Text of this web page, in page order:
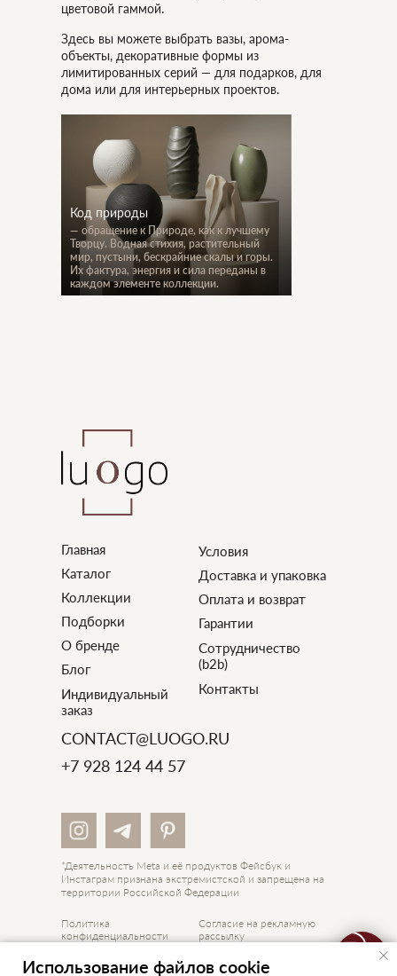
цветовой гаммой.
Здесь вы можете выбрать вазы, арома-
объекты, декоративные формы из
лимитированных серий — для подарков, для
дома или для интерьерных проектов.
Код природы
— обращение к Природе, как к лучшему
Творцу. Водная стихия, растительный
мир, пустыни, бескрайние скалы и горы.
Их фактура, энергия и сила переданы в
каждом элементе коллекции.
Использование файлов cookie
Связаться с нами
CONTACT@LUOGO.RU
+7 928 124 44 57
Главная
Каталог
Коллекции
Подборки
О бренде
Блог
Индивидуальный
заказ
Условия
Доставка и упаковка
Оплата и возврат
Гарантии
Сотрудничество
(b2b)
Контакты
*Деятельность Meta и её продуктов Фейсбук и
Инстаграм признана экстремистской и запрещена на
территории Российской Федерации
Политика
конфиденциальности
Согласие на рекламную
рассылку